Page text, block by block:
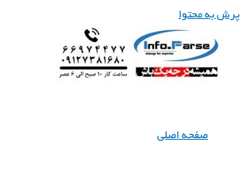
پرش به محتوا
صفحه اصلی